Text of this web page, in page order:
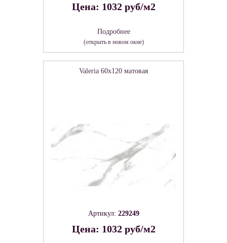
Цена: 1032 руб/м2
Подробнее
(открыть в новом окне)
Valeria 60х120 матовая
Артикул: 229249
Цена: 1032 руб/м2